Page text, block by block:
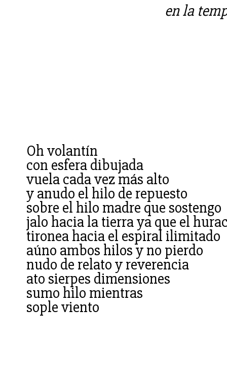
en la
Oh volantín
con esfera dibujada
vuela cada vez más alto
y anudo el hilo de repuesto
sobre el hilo madre que sostengo
jalo hacia la tierra ya que el
tironea hacia el espiral ilimitado
aúno ambos hilos y no pierdo
nudo de relato y reverencia
ato sierpes dimensiones
sumo hilo mientras
sople viento